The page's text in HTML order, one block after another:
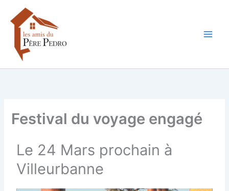
contenu
Festival du voyage engagé
Le 24 Mars prochain à
Villeurbanne